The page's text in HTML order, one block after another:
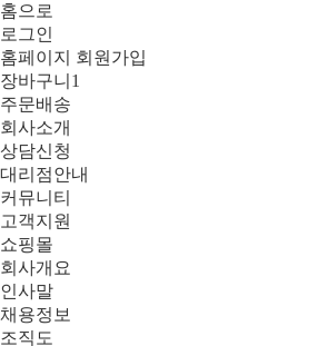
홈으로
로그인
홈페이지 회원가입
장바구니 1
주문배송
회사소개
상담신청
대리점안내
커뮤니티
고객지원
쇼핑몰
회사개요
인사말
채용정보
조직도